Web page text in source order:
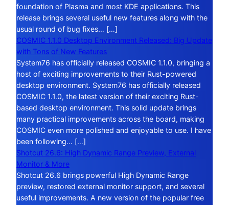
foundation of Plasma and most KDE applications. This
release brings several useful new features along with the
usual round of bug fixes… […]
COSMIC 1.1.0 Desktop Environment Released: Big Update
with Tons of New Features
System76 has officially released COSMIC 1.1.0, bringing a
host of exciting improvements to their Rust-powered
desktop environment. System76 has officially released
COSMIC 1.1.0, the latest version of their exciting Rust-
based desktop environment. This solid update brings
many practical improvements across the board, making
COSMIC even more polished and enjoyable to use. I have
been following… […]
Shotcut 26.6: High Dynamic Range Preview, External
Monitor & More
Shotcut 26.6 brings powerful High Dynamic Range
preview, restored external monitor support, and several
useful improvements. A new version of the popular free